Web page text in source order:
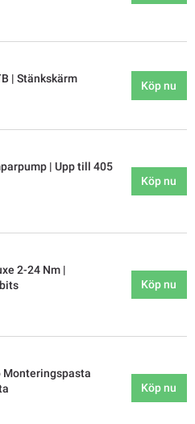
| Stänkskärm
Köp nu
| Upp till 405
Köp nu
2-24 Nm |
Köp nu
Monteringspasta
Köp nu